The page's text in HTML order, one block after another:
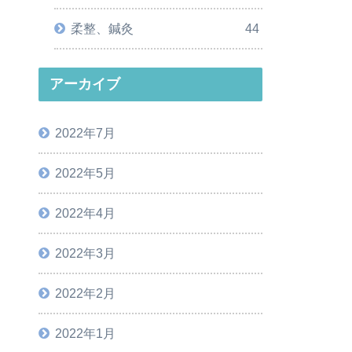
柔整、鍼灸 44
アーカイブ
2022年7月
2022年5月
2022年4月
2022年3月
2022年2月
2022年1月